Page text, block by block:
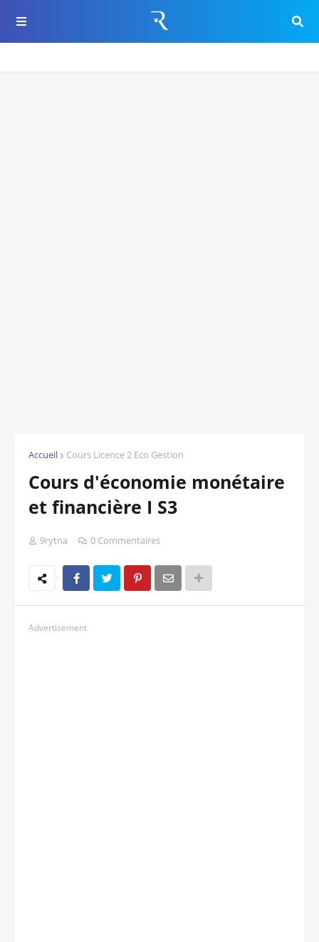
Accueil Cours Licence 2 Eco Gestion
Cours d'économie monétaire
et financière I S3
9rytna 0 Commentaires
Advertisement